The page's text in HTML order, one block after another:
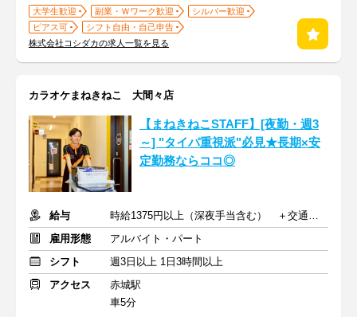
大学生歓迎 副業・Ｗワーク歓迎
シルバー歓迎
ピアス可
シフト自由・自己申告
株式会社コシダカの求人一覧を見る
カラオケまねきねこ 大間々店
【まねきねこSTAFF】[夜勤・週3
～] "タイパ重視派"必見★長期×安
定勤務ならココ◎
給与
時給1375円以上（深夜手当含む） ＋交通費支給
雇用形態
アルバイト・パート
シフト
週3日以上 1日3時間以上
アクセス
赤城駅
車5分